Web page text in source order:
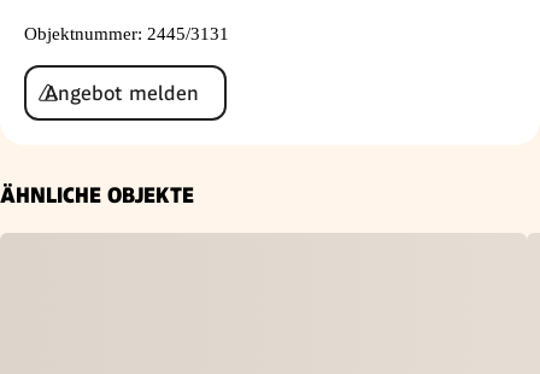
Objektnummer: 2445/3131
Angebot melden
ÄHNLICHE OBJEKTE